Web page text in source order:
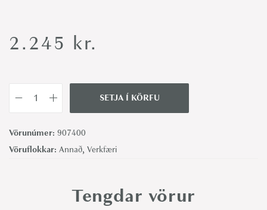
2.245 kr.
e
r
SETJA Í KÖRFU
Vörunúmer: 907400
Vöruflokkar: Annað, Verkfæri
Tengdar vörur